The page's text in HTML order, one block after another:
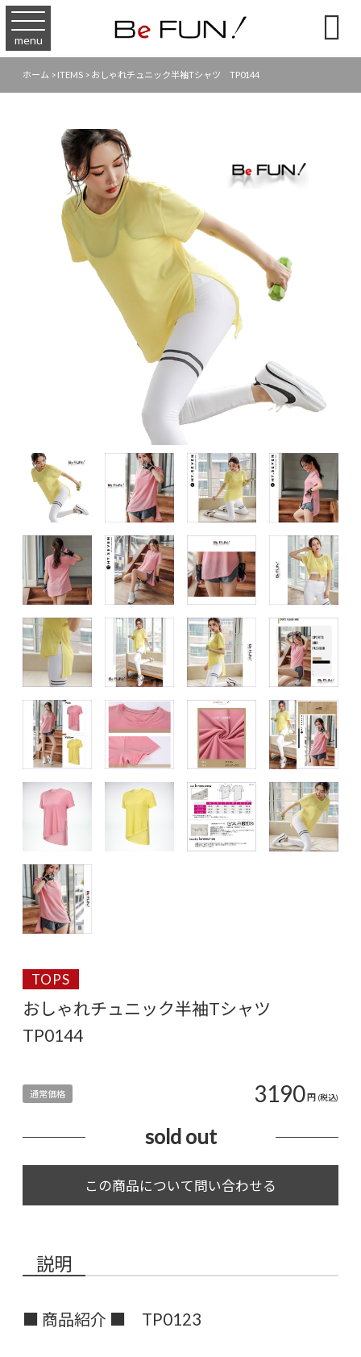
menu 
ホーム > ITEMS > おしゃれチュニック半袖Tシャツ TP0144
TOPS
おしゃれチュニック半袖Tシャツ
TP0144
通常価格 3190 円 (税込)
sold out
説明
■ 商品紹介 ■ TP0123